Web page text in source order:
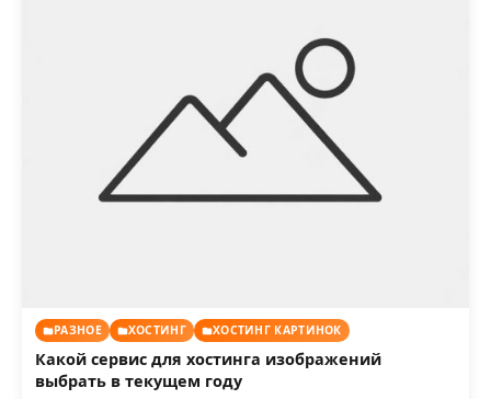
РАЗНОЕ ХОСТИНГ ХОСТИНГ КАРТИНОК
Какой сервис для хостинга изображений
выбрать в текущем году